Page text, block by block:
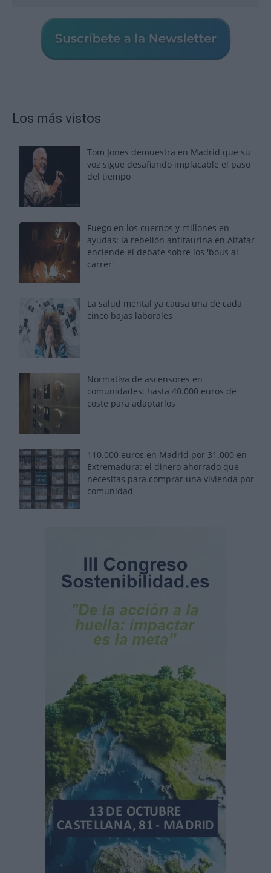
Los más vistos
Tom Jones demuestra en Madrid que su
voz sigue desafiando implacable el paso
del tiempo
Fuego en los cuernos y millones en
ayudas: la rebelión antitaurina en Alfafar
enciende el debate sobre los 'bous al
carrer'
La salud mental ya causa una de cada
cinco bajas laborales
Normativa de ascensores en
comunidades: hasta 40.000 euros de
coste para adaptarlos
110.000 euros en Madrid por 31.000 en
Extremadura: el dinero ahorrado que
necesitas para comprar una vivienda por
comunidad